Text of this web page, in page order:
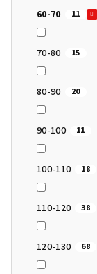
60-70 11
70-80 15
80-90 20
90-100 11
100-110 18
110-120 38
120-130 68